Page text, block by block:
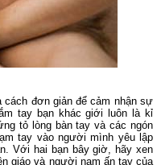
cách đơn giản để cảm nhận sự
tay bạn khác giới luôn là kỉ
tỏ lòng bàn tay và các ngón
tay vào người mình yêu lập
Với hai bạn bây giờ, hãy xen
giáo và người nam ấn tay của